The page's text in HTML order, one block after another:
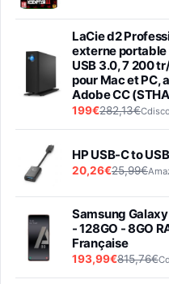
LaCie d2
externe portable
USB 3.0, 7 200
pour Mac et PC,
Adobe CC
199€282,13€
HP USB-C to
20,26€25,99€
Samsung
- 128GO - 8GO
Française
193,99€815,76€